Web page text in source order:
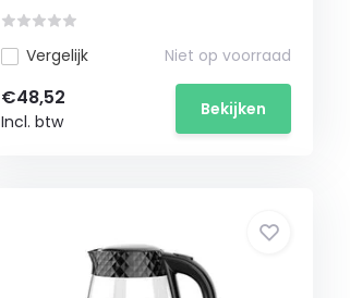
Vergelijk Niet op voorraad
€48,52
Incl. btw
Bekijken